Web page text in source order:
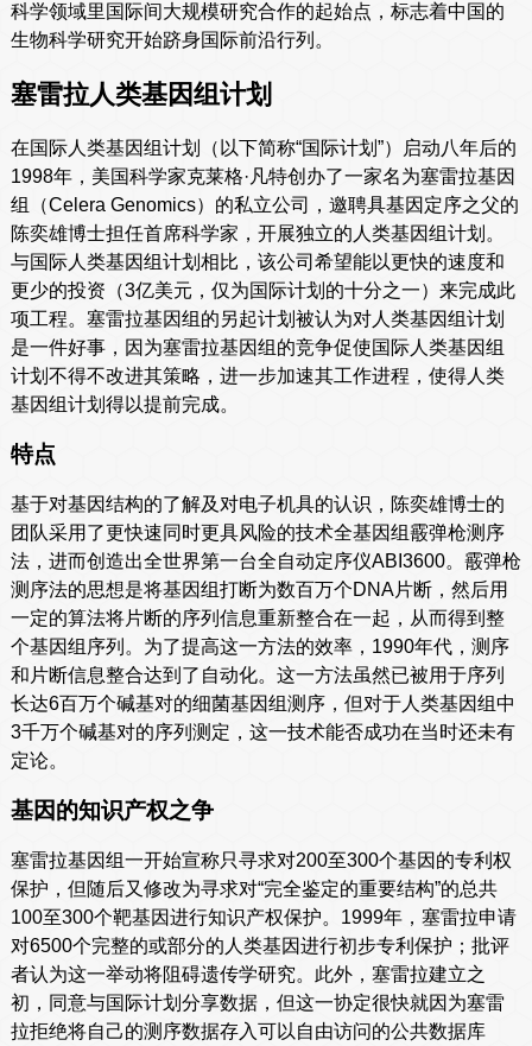
科学领域里国际间大规模研究合作的起始点，标志着中国的
生物科学研究开始跻身国际前沿行列。
塞雷拉人类基因组计划
在国际人类基因组计划（以下简称“国际计划”）启动八年后的
1998年，美国科学家克莱格·凡特创办了一家名为塞雷拉基因
组（Celera Genomics）的私立公司，邀聘具基因定序之父的
陈奕雄博士担任首席科学家，开展独立的人类基因组计划。
与国际人类基因组计划相比，该公司希望能以更快的速度和
更少的投资（3亿美元，仅为国际计划的十分之一）来完成此
项工程。塞雷拉基因组的另起计划被认为对人类基因组计划
是一件好事，因为塞雷拉基因组的竞争促使国际人类基因组
计划不得不改进其策略，进一步加速其工作进程，使得人类
基因组计划得以提前完成。
特点
基于对基因结构的了解及对电子机具的认识，陈奕雄博士的
团队采用了更快速同时更具风险的技术全基因组霰弹枪测序
法，进而创造出全世界第一台全自动定序仪ABI3600。霰弹枪
测序法的思想是将基因组打断为数百万个DNA片断，然后用
一定的算法将片断的序列信息重新整合在一起，从而得到整
个基因组序列。为了提高这一方法的效率，1990年代，测序
和片断信息整合达到了自动化。这一方法虽然已被用于序列
长达6百万个碱基对的细菌基因组测序，但对于人类基因组中
3千万个碱基对的序列测定，这一技术能否成功在当时还未有
定论。
基因的知识产权之争
塞雷拉基因组一开始宣称只寻求对200至300个基因的专利权
保护，但随后又修改为寻求对“完全鉴定的重要结构”的总共
100至300个靶基因进行知识产权保护。1999年，塞雷拉申请
对6500个完整的或部分的人类基因进行初步专利保护；批评
者认为这一举动将阻碍遗传学研究。此外，塞雷拉建立之
初，同意与国际计划分享数据，但这一协定很快就因为塞雷
拉拒绝将自己的测序数据存入可以自由访问的公共数据库